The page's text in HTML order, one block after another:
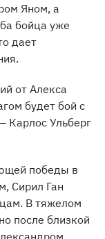
Яном, а
бойца уже
дает
от Алекса
будет бой с
Карлос Ульберг
победы в
Сирил Ган
В тяжелом
после близкой